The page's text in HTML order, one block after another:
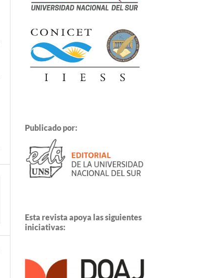
Publicado por:
Esta revista apoya las siguientes
iniciativas: